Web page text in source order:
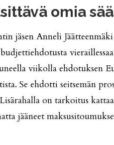
omia
jäsen Anneli
viikolla ehdotuksen
Se ehdotti seitsemän
on tarkoitus
jääneet